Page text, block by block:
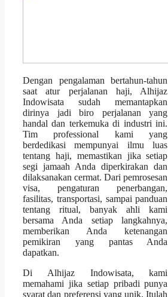
Dengan pengalaman bertahun-tahun
saat atur perjalanan haji, Alhijaz
Indowisata sudah memantapkan
dirinya jadi biro perjalanan yang
handal dan terkemuka di industri ini.
Tim professional kami yang
berdedikasi mempunyai ilmu luas
tentang haji, memastikan jika setiap
segi jamaah Anda diperkirakan dan
dilaksanakan cermat. Dari pemrosesan
visa, pengaturan penerbangan,
fasilitas, transportasi, sampai panduan
tentang ritual, banyak ahli kami
bersama Anda setiap langkahnya,
memberikan Anda ketenangan
pemikiran yang pantas Anda
dapatkan.
Di Alhijaz Indowisata, kami
memahami jika setiap pribadi punya
syarat dan preferensi yang unik. Itulah